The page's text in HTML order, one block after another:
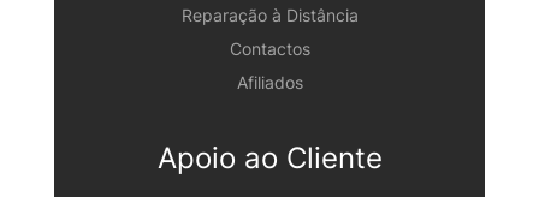
Reparação à Distância
Contactos
Afiliados
Apoio ao Cliente